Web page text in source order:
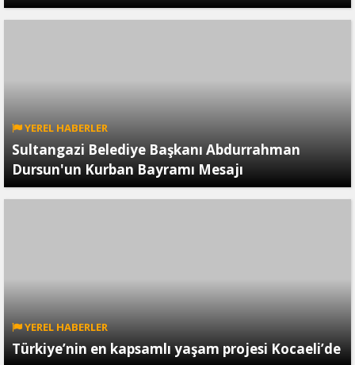
YEREL HABERLER
Sultangazi Belediye Başkanı Abdurrahman
Dursun'un Kurban Bayramı Mesajı
YEREL HABERLER
Türkiye’nin en kapsamlı yaşam projesi Kocaeli’de